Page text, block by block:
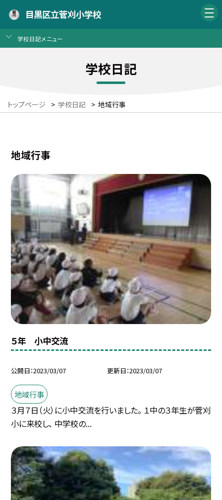
目黒区立菅刈小学校
学校日記メニュー
学校日記
トップページ > 学校日記 > 地域行事
地域行事
５年 小中交流
公開日 2023/03/07 更新日 2023/03/07
地域行事
３月７日（火）に小中交流を行いました。 １中の３年生が菅刈
小に来校し、 中学校の...